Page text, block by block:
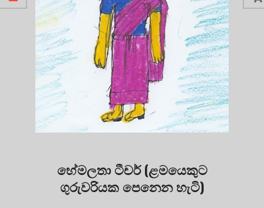
හේමලතා ටීචර් (ළමයෙකුට
ගුරුවරියක පෙනෙන හැටි)